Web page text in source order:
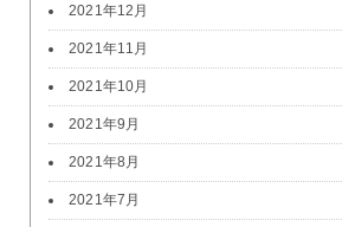
2021年12月
2021年11月
2021年10月
2021年9月
2021年8月
2021年7月